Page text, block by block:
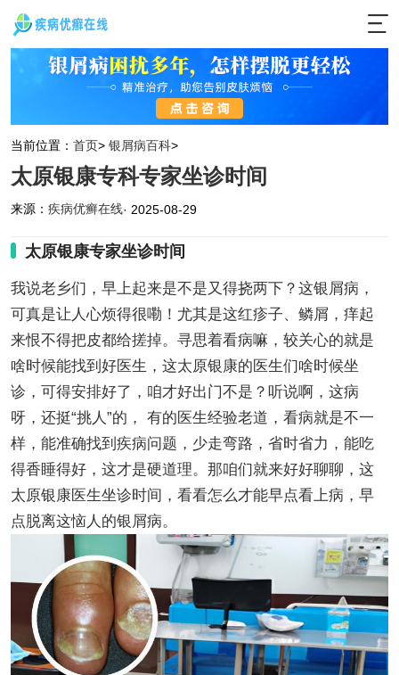
当前位置： 首页> 银屑病百科>
太原银康专科专家坐诊时间
来源： 疾病优癣在线· 2025-08-29
太原银康专家坐诊时间
我说老乡们，早上起来是不是又得挠两下？这银屑病，
可真是让人心烦得很嘞！尤其是这红疹子、鳞屑，痒起
来恨不得把皮都给搓掉。寻思着看病嘛，较关心的就是
啥时候能找到好医生，这太原银康的医生们啥时候坐
诊，可得安排好了，咱才好出门不是？听说啊，这病
呀，还挺“挑人”的， 有的医生经验老道，看病就是不一
样，能准确找到疾病问题，少走弯路，省时省力，能吃
得香睡得好，这才是硬道理。那咱们就来好好聊聊，这
太原银康医生坐诊时间，看看怎么才能早点看上病，早
点脱离这恼人的银屑病。